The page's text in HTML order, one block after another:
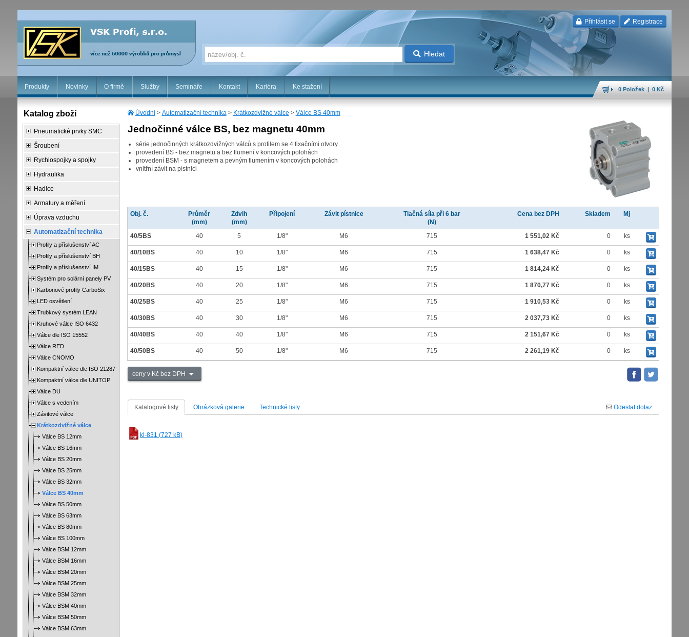
Přihlásit se Registrace
Hledat
Produkty Novinky O firmě Služby Semináře Kontakt Kariéra Ke stažení 0 Položek | 0 Kč
Úvodní> Automatizační technika> Krátkozdvižné válce > Válce BS 40mm
Jednočinné válce BS, bez magnetu 40mm
série jednočinných krátkozdvižných válců s profilem se 4 fixačními otvory
provedení BS - bez magnetu a bez tlumení v koncových polohách
provedení BSM - s magnetem a pevným tlumením v koncových polohách
vnitřní závit na pístnici
Obj. č.
Průměr
(mm)
Zdvih
(mm)
Připojení Závit pístnice
Tlačná síla při 6 bar
(N)
Cena bez DPH Skladem Mj
40/5BS 40 5 1/8" M6 715 1 551,02 Kč 0 ks
40/10BS 40 10 1/8" M6 715 1 638,47 Kč 0 ks
40/15BS 40 15 1/8" M6 715 1 814,24 Kč 0 ks
40/20BS 40 20 1/8" M6 715 1 870,77 Kč 0 ks
40/25BS 40 25 1/8" M6 715 1 910,53 Kč 0 ks
40/30BS 40 30 1/8" M6 715 2 037,73 Kč 0 ks
40/40BS 40 40 1/8" M6 715 2 151,67 Kč 0 ks
40/50BS 40 50 1/8" M6 715 2 261,19 Kč 0 ks
ceny v Kč bez DPH
Katalogové listy Obrázková galerie Technické listy Odeslat dotaz
kl-831 (727 kB)
Katalog zboží
Pneumatické prvky SMC
Šroubení
Rychlospojky a spojky
Hydraulika
Hadice
Armatury a měření
Úprava vzduchu
Automatizační technika
Profily a příslušenství AC
Profily a příslušenství BH
Profily a příslušenství IM
Systém pro solární panely PV
Karbonové profily CarboSix
LED osvětlení
Trubkový systém LEAN
Kruhové válce ISO 6432
Válce dle ISO 15552
Válce RED
Válce CNOMO
Kompaktní válce dle ISO 21287
Kompaktní válce dle UNITOP
Válce DU
Válce s vedením
Závitové válce
Krátkozdvižné válce
Válce BS 12mm
Válce BS 16mm
Válce BS 20mm
Válce BS 25mm
Válce BS 32mm
Válce BS 40mm
Válce BS 50mm
Válce BS 63mm
Válce BS 80mm
Válce BS 100mm
Válce BSM 12mm
Válce BSM 16mm
Válce BSM 20mm
Válce BSM 25mm
Válce BSM 32mm
Válce BSM 40mm
Válce BSM 50mm
Válce BSM 63mm